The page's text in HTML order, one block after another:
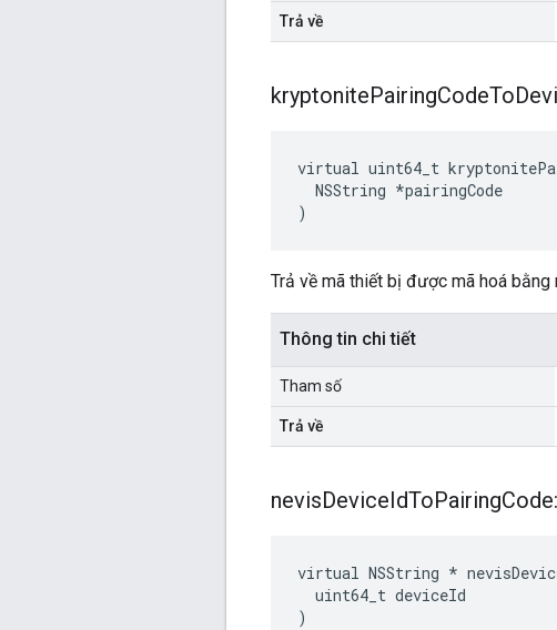
Trả về
kryptonitePairingCodeTo
virtual uint64_t
  NSString *pairingCode
)
Trả về mã thiết bị được mã hoá
Thông tin chi tiết
Tham số
Trả về
nevisDeviceIdToPairingCode:
virtual NSString *
  uint64_t deviceId
)